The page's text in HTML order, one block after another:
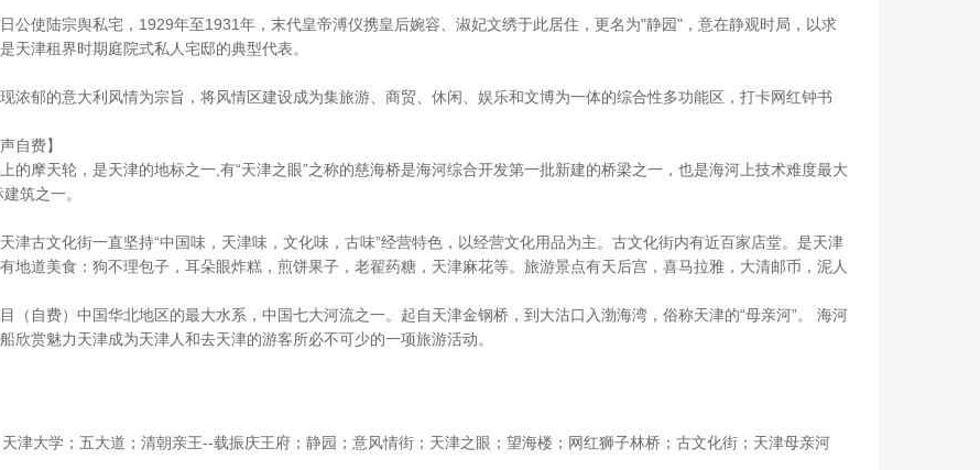
公使陆宗舆私宅，1929年至1931年，末代皇帝溥仪携皇后婉容、淑妃文绣于此居住，更名为"静园"，意在静观时局，以求
天津租界时期庭院式私人宅邸的典型代表。
浓郁的意大利风情为宗旨，将风情区建设成为集旅游、商贸、休闲、娱乐和文博为一体的综合性多功能区，打卡网红钟书
自费】
的摩天轮，是天津的地标之一,有“天津之眼”之称的慈海桥是海河综合开发第一批新建的桥梁之一，也是海河上技术难度最大
筑之一。
津古文化街一直坚持“中国味，天津味，文化味，古味”经营特色，以经营文化用品为主。古文化街内有近百家店堂。是天津
地道美食：狗不理包子，耳朵眼炸糕，煎饼果子，老翟药糖，天津麻花等。旅游景点有天后宫，喜马拉雅，大清邮币，泥人
（自费）中国华北地区的最大水系，中国七大河流之一。起自天津金钢桥，到大沽口入渤海湾，俗称天津的“母亲河”。 海河
欣赏魅力天津成为天津人和去天津的游客所必不可少的一项旅游活动。
津大学；五大道；清朝亲王--载振庆王府；静园；意风情街；天津之眼；望海楼；网红狮子林桥；古文化街；天津母亲河